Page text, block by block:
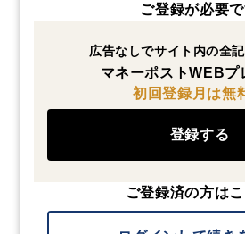
ご登録が必要
広告なしでサイト内の全
マネーポストWEBプ
初回登録月は無
登録する
ご登録済の方は